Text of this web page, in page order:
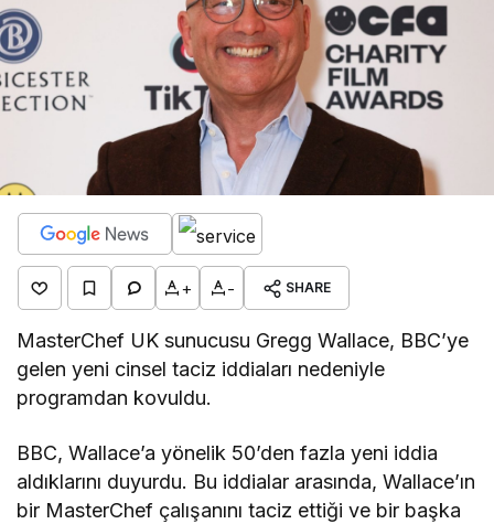
+ - SHARE
MasterChef UK sunucusu Gregg Wallace, BBC’ye
gelen yeni cinsel taciz iddiaları nedeniyle
programdan kovuldu.
BBC, Wallace’a yönelik 50’den fazla yeni iddia
aldıklarını duyurdu. Bu iddialar arasında, Wallace’ın
bir MasterChef çalışanını taciz ettiği ve bir başka